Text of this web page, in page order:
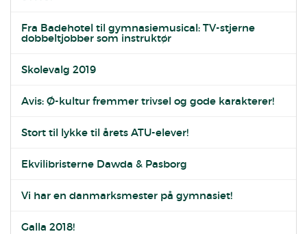
Fra Badehotel til gymnasiemusical: TV-stjerne
dobbeltjobber som instruktør
Skolevalg 2019
Avis: Ø-kultur fremmer trivsel og gode karakterer!
Stort til lykke til årets ATU-elever!
Ekvilibristerne Dawda & Pasborg
Vi har en danmarksmester på gymnasiet!
Galla 2018!